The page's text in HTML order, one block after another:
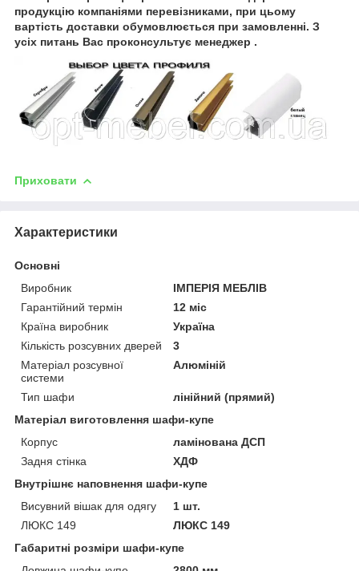
продукцію компаніями перевізниками, при цьому
вартість доставки обумовлюється при замовленні. З
усіх питань Вас проконсультує менеджер .
Приховати
Характеристики
Основні
Виробник
ІМПЕРІЯ МЕБЛІВ
Гарантійний термін
12 міс
Країна виробник
Україна
Кількість розсувних дверей
3
Матеріал розсувної
системи
Алюміній
Тип шафи
лінійний (прямий)
Матеріал виготовлення шафи-купе
Корпус
ламінована ДСП
Задня стінка
ХДФ
Внутрішнє наповнення шафи-купе
Висувний вішак для одягу
1 шт.
ЛЮКС 149
ЛЮКС 149
Габаритні розміри шафи-купе